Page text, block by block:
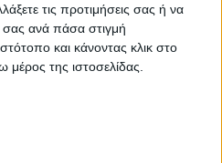
τις προτιμήσεις σας ή να
σας ανά πάσα στιγμή
και κάνοντας κλικ στο
της ιστοσελίδας.